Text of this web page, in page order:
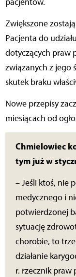
pacjentów.
Zwiększone
Pacjenta do
dotyczących praw
związanych z jego
skutek braku
Nowe przepisy
miesiącach od
Chmielowiec kontra szarlatani – pisaliśmy o
tym już w
– Jeśli ktoś, nie
medycznego i
potwierdzonej
sytuację
chorobie, to
działanie
r. rzecznik praw